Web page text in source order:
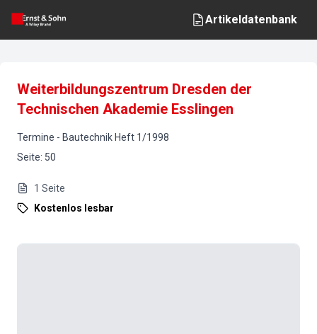
Artikeldatenbank
Weiterbildungszentrum Dresden der
Technischen Akademie Esslingen
Termine - Bautechnik Heft 1/1998
Seite: 50
1 Seite
Kostenlos lesbar